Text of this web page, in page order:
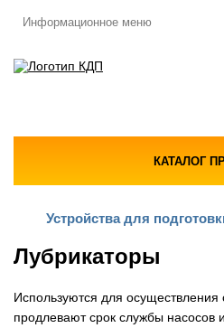
Информационное меню
КАТАЛОГ
Устройства для
Лубрикаторы
Используются для осуществления
продлевают срок службы насосов